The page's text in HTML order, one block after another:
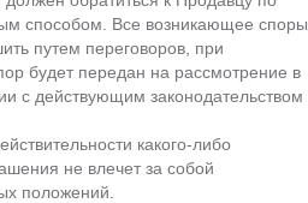
способом. Все возникающее споры
путем переговоров, при
будет передан на рассмотрение в
с действующим законодательством
какого-либо
не влечет за собой
положений.